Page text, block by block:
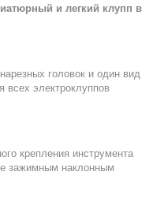
и легкий клупп в
головок и один вид
всех электроклуппов
крепления инструмента
зажимным наклонным